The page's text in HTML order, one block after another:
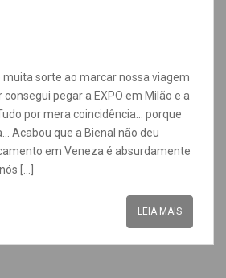
muita sorte ao marcar nossa viagem
pegar a EXPO em Milão e a
por mera coincidência… porque
Acabou que a Bienal não deu
em Veneza é absurdamente
[…]
LEIA MAIS